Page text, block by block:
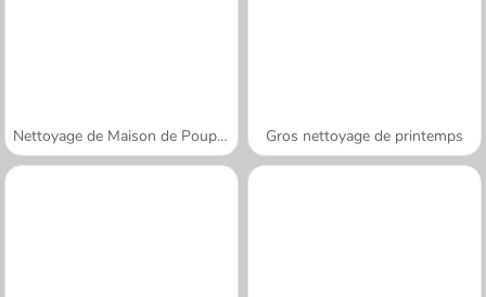
Nettoyage de Maison de Poupée Gros nettoyage de printemps